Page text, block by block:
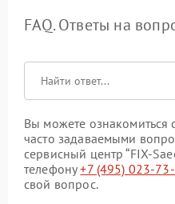
FAQ. Ответы на
Вы можете
часто задаваемыми
сервисный центр “FIX-
телефону+7 (495) 023-
свой вопрос.